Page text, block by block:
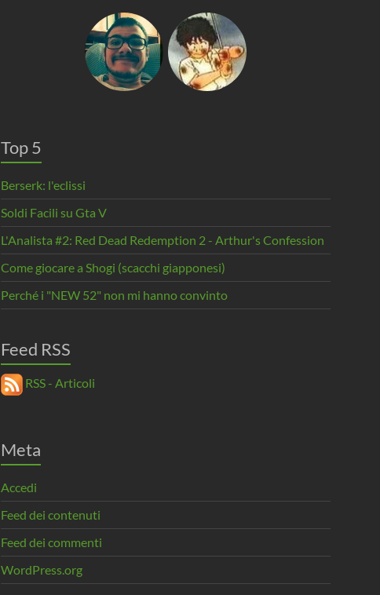
Top 5
Berserk: l'eclissi
Soldi Facili su Gta V
L'Analista #2: Red Dead Redemption 2 - Arthur's Confession
Come giocare a Shogi (scacchi giapponesi)
Perché i "NEW 52" non mi hanno convinto
Feed RSS
RSS - Articoli
Meta
Accedi
Feed dei contenuti
Feed dei commenti
WordPress.org